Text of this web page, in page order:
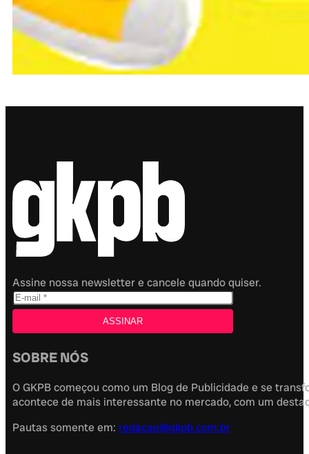
Assine nossa newsletter e cancele quando quiser.
SOBRE NÓS
O GKPB começou como um Blog de Publicidade e se
acontece de mais interessante no mercado, com um
Pautas somente em: redacao@gkpb.com.br